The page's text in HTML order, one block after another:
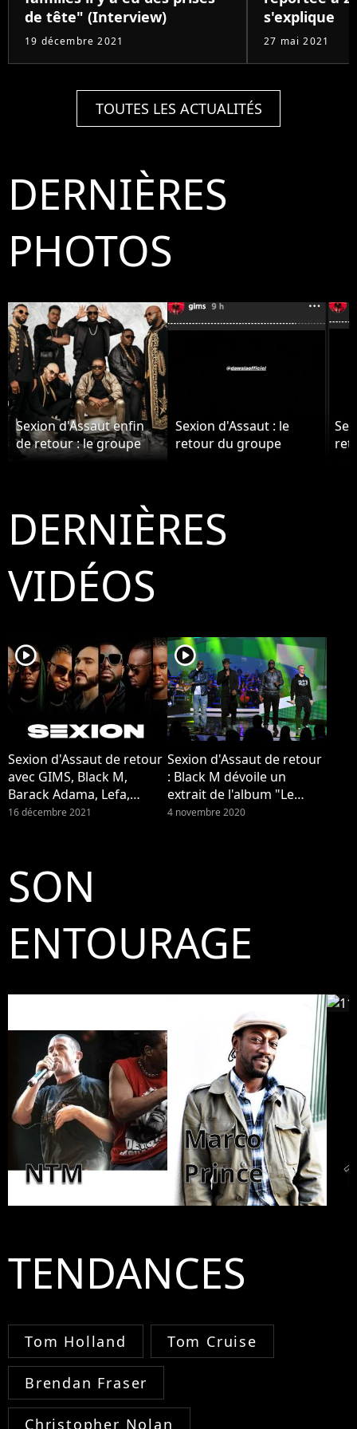
de tête" (Interview)
19 décembre 2021
s'explique
27 mai 2021
TOUTES LES ACTUALITÉS
DERNIÈRES
PHOTOS
Sexion d'Assaut enfin
de retour : le groupe
annonce une tournée
Sexion d'Assaut : le
retour du groupe
DERNIÈRES
VIDÉOS
player2
Sexion d'Assaut de retour
avec GIMS, Black M,
Barack Adama, Lefa,
Maska, Doomams et JR O
donné une interview à
Pure Charts et PRBK.
16 décembre 2021
player2
Sexion d'Assaut de retour
: Black M dévoile un
extrait de l'album "Le
retour des rois" !
4 novembre 2020
SON
ENTOURAGE
NTM
Marco
Prince
TENDANCES
Tom Holland Tom Cruise
Brendan Fraser
Christopher Nolan